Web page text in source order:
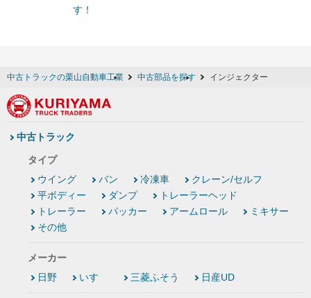
す！
中古トラックの栗山自動車工業 中古部品を探す インジェクター
中古トラック
タイプ
ウイング
バン 冷凍車
クレーン/セルフ
平ボディー
ダンプ
トレーラーヘッド
トレーラー
パッカー アームロール
ミキサー
その他
メーカー
日野
いすゞ 三菱ふそう 日産UD